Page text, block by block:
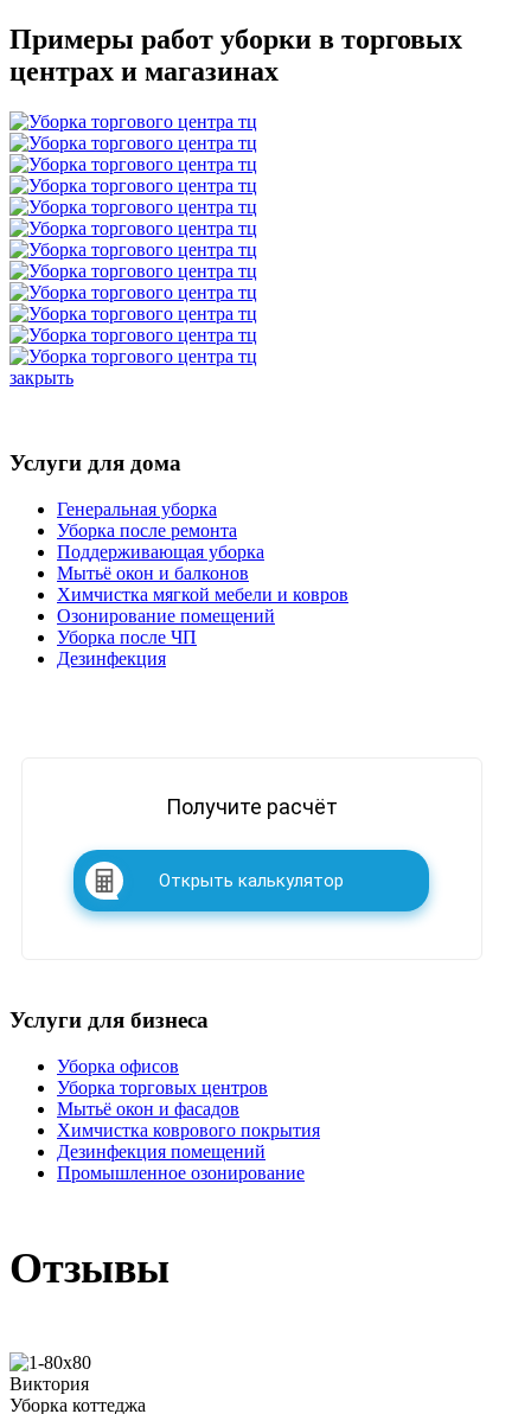
Примеры работ уборки в торговых
центрах и магазинах
закрыть
Услуги для дома
Генеральная уборка
Уборка после ремонта
Поддерживающая уборка
Мытьё окон и балконов
Химчистка мягкой мебели и ковров
Озонирование помещений
Уборка после ЧП
Дезинфекция
Получите расчёт
Открыть калькулятор
Услуги для бизнеса
Уборка офисов
Уборка торговых центров
Мытьё окон и фасадов
Химчистка коврового покрытия
Дезинфекция помещений
Промышленное озонирование
Отзывы
Виктория
Уборка коттеджа